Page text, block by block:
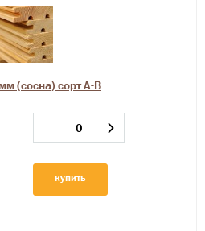
(сосна) сорт А-В
купить